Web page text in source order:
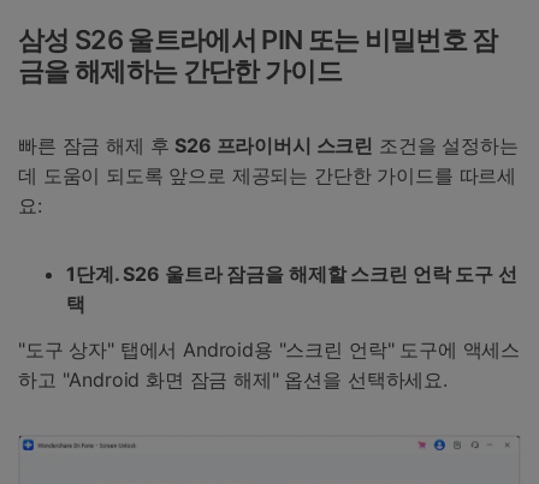
삼성 S26 울트라에서 PIN 또는 비밀번호 잠
금을 해제하는 간단한 가이드
빠른 잠금 해제 후 S26 프라이버시 스크린 조건을 설정하는
데 도움이 되도록 앞으로 제공되는 간단한 가이드를 따르세
요:
1단계. S26 울트라 잠금을 해제할 스크린 언락 도구 선
택
"도구 상자" 탭에서 Android용 "스크린 언락" 도구에 액세스
하고 "Android 화면 잠금 해제" 옵션을 선택하세요.